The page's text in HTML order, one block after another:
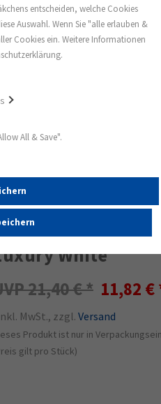
White
21,40 € 11,82 €
MwSt., zzgl.Versand
Produkt ist nur in
gilt pro Stück)
entscheiden, welche Cookies
Auswahl. Wenn Sie "alle erlauben &
Cookies ein. Weitere Informationen
All & Save".